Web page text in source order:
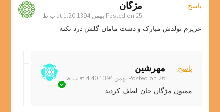
مژگان
Posted on 25 بهمن 1394 at 1:20 ب.ظ
پاسخ
عزیزم تولدش مبارک و دست مامان گلش درد نکنه
مهرشین
Posted on 26 بهمن 1394 at 4:40 ب.ظ
پاسخ
ممنون مژگان جان. لطف کردید.